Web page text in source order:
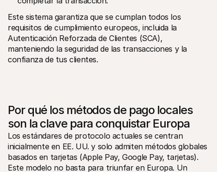
Este sistema garantiza que se cumplan todos los
requisitos de cumplimiento europeos, incluida la
Autenticación Reforzada de Clientes (SCA),
manteniendo la seguridad de las transacciones y la
confianza de tus clientes.
Por qué los métodos de pago locales
son la clave para conquistar Europa
Los estándares de protocolo actuales se centran
inicialmente en EE. UU. y solo admiten métodos globales
basados en tarjetas (Apple Pay, Google Pay, tarjetas).
Este modelo no basta para triunfar en Europa. Un